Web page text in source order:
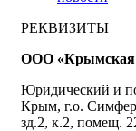
РЕКВИЗИТЫ
ООО «Крымская
Юридический и
Крым, г.о.
зд.2, к.2, помещ.